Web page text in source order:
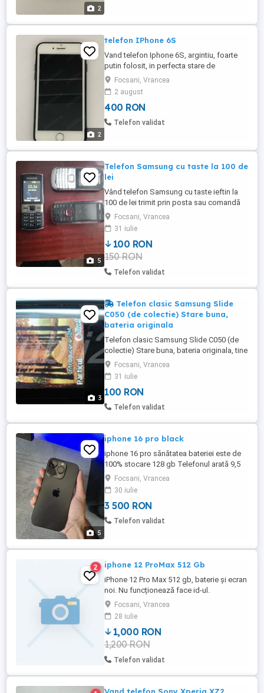
2
2
telefon IPhone 6S
Vand telefon Iphone 6S, argintiu, foarte
putin folosit, in perfecta stare de
functionare.
Focsani, Vrancea
2 august
400 RON
Telefon validat
5
Telefon Samsung cu taste la 100 de
lei
Vând telefon Samsung cu taste ieftin la
100 de lei trimit prin posta sau comandă
curierFocsani, Vrancea
31 iulie
100 RON
150 RON
Telefon validat
3
Telefon clasic Samsung Slide
C050 (de colectie) Stare buna,
bateria originala
Telefon clasic Samsung Slide C050 (de
colectie) Stare buna, bateria originala, tine
in jur de 7 zile Incarcator original Stand-by:
Up to 600 h Telefon clasic de colectie
Poze reale Pret: 100 Lei
Focsani, Vrancea
31 iulie
100 RON
Telefon validat
5
iphone 16 pro black
iphone 16 pro sănătatea bateriei este de
100% stocare 128 gb Telefonul arată 9,5
10 accept orice test
Focsani, Vrancea
30 iulie
3 500 RON
Telefon validat
2 iphone 12 ProMax 512 Gb
iPhone 12 Pro Max 512 gb, baterie și ecran
noi. Nu funcționează face id-ul.
Focsani, Vrancea
28 iulie
1,000 RON
1,200 RON
Telefon validat